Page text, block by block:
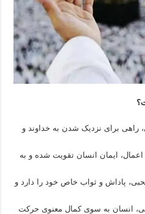
راهی برای نزدیک شدن به خداوند و
اعمال، ایمان انسان تقویت شده و به
پاداش و ثواب خاص خود را دارد و
انسان به سوی کمال معنوی حرکت